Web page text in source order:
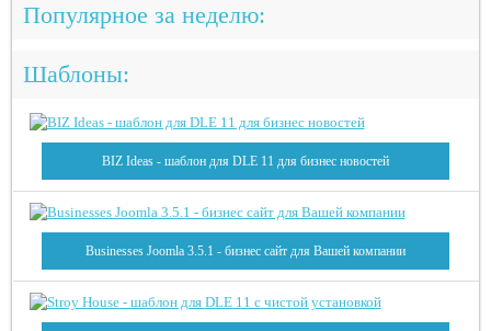
Популярное за неделю:
Шаблоны:
BIZ Ideas - шаблон для DLE 11 для бизнес новостей
Businesses Joomla 3.5.1 - бизнес сайт для Вашей компании